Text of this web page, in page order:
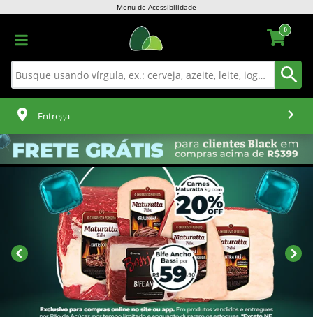
Menu de Acessibilidade
0
Entrega